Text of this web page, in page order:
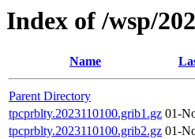
Index of /wsp/
Name
Parent Directory
tpcprblty.2023110100.grib1.gz 01-
tpcprblty.2023110100.grib2.gz 01-